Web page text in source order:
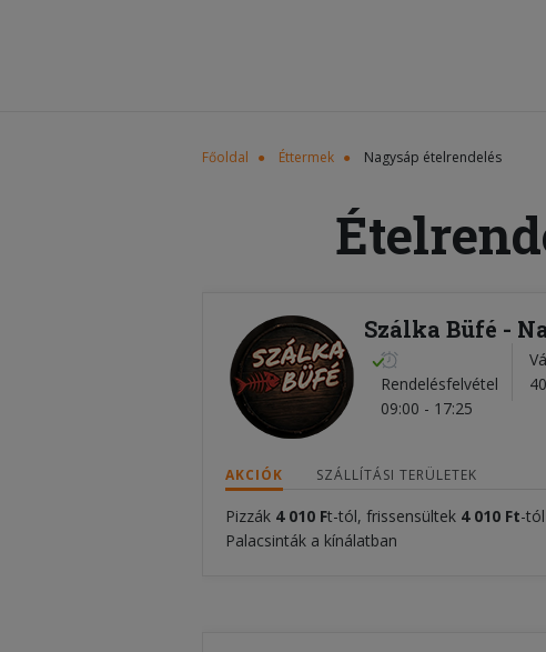
Főoldal Éttermek Nagysáp ételrendelés
Szálka Büfé -
Rendelésfelvétel
09:00 - 17:25
AKCIÓK SZÁLLÍTÁSI TERÜLETEK
Pizzák 4 010 Ft-tól, frissensültek 4 010 Ft-tól
Palacsinták a kínálatban